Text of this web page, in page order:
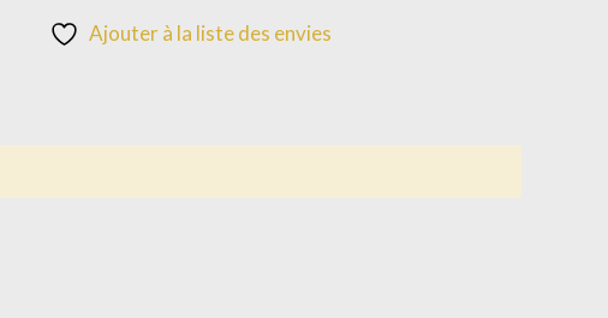
Ajouter à la liste des envies